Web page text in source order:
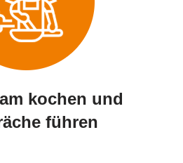
kochen und
führen